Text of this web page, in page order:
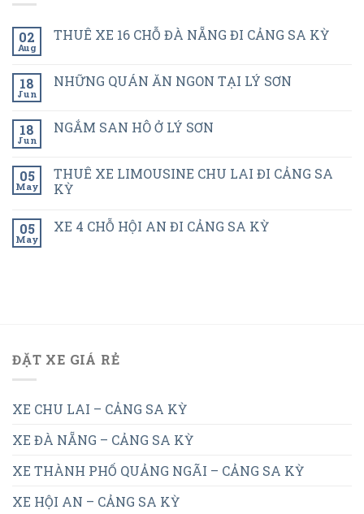
02
Aug
THUÊ XE 16 CHỖ ĐÀ NẴNG ĐI CẢNG SA KỲ
18
Jun
NHỮNG QUÁN ĂN NGON TẠI LÝ SƠN
18
Jun
NGẮM SAN HÔ Ở LÝ SƠN
05
May
THUÊ XE LIMOUSINE CHU LAI ĐI CẢNG SA
KỲ
05
May
XE 4 CHỖ HỘI AN ĐI CẢNG SA KỲ
ĐẶT XE GIÁ RẺ
XE CHU LAI – CẢNG SA KỲ
XE ĐÀ NẴNG – CẢNG SA KỲ
XE THÀNH PHỐ QUẢNG NGÃI – CẢNG SA KỲ
XE HỘI AN – CẢNG SA KỲ